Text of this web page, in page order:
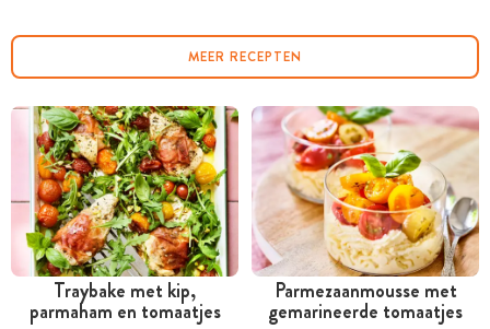
MEER RECEPTEN
Traybake met kip,
parmaham en tomaatjes
Parmezaanmousse met
gemarineerde tomaatjes